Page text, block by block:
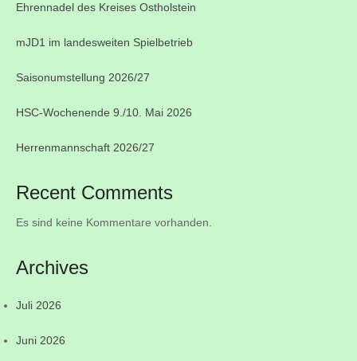
Ehrennadel des Kreises Ostholstein
mJD1 im landesweiten Spielbetrieb
Saisonumstellung 2026/27
HSC-Wochenende 9./10. Mai 2026
Herrenmannschaft 2026/27
Recent Comments
Es sind keine Kommentare vorhanden.
Archives
Juli 2026
Juni 2026